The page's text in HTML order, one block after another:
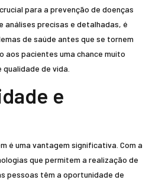
para a prevenção de doenças
análises precisas e detalhadas, é
de saúde antes que se tornem
aos pacientes uma chance muito
de vida.
e
é uma vantagem significativa. Com a
que permitem a realização de
pessoas têm a oportunidade de